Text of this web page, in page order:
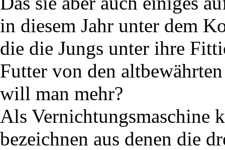
in diesem Jahr unter dem
die die Jungs unter ihre
Futter von den
will man mehr?
Als Vernichtungsmaschine
bezeichnen aus denen die